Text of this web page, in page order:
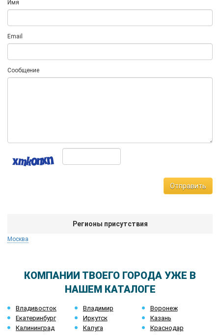
Имя
Email
Сообщение
Отправить
Регионы присутствия
Москва
КОМПАНИИ ТВОЕГО ГОРОДА УЖЕ В
НАШЕМ КАТАЛОГЕ
Владивосток Владимир
Воронеж
Екатеринбург
Иркутск
Казань
Калининград
Калуга
Краснодар